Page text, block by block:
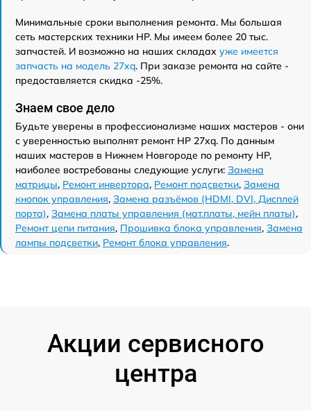
Минимальные сроки выполнения ремонта. Мы большая
сеть мастерских техники HP. Мы имеем более 20 тыс.
запчастей. И возможно на наших складах уже имеется
запчасть на модель 27xq. При заказе ремонта на сайте -
предоставляется скидка -25%.
Знаем свое дело
Будьте уверены в профессионализме наших мастеров - они
с уверенностью выполнят ремонт HP 27xq. По данным
наших мастеров в Нижнем Новгороде по ремонту HP,
наиболее востребованы следующие услуги: Замена
матрицы, Ремонт инвертора, Ремонт подсветки, Замена
кнопок управления, Замена разъёмов (HDMI, DVI, Дисплей
порта), Замена платы управления (мат.платы, мейн платы),
Ремонт цепи питания, Прошивка блока управления, Замена
лампы подсветки, Ремонт блока управления.
Акции сервисного
центра